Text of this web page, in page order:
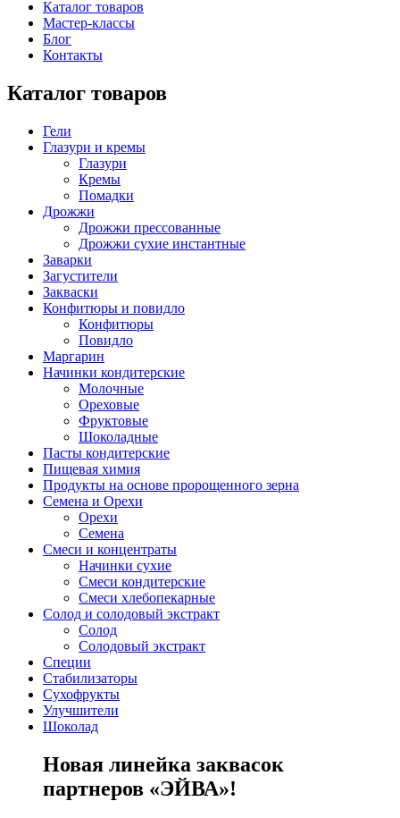
Каталог товаров
Мастер-классы
Блог
Контакты
Каталог товаров
Гели
Глазури и кремы
Глазури
Кремы
Помадки
Дрожжи
Дрожжи прессованные
Дрожжи сухие инстантные
Заварки
Загустители
Закваски
Конфитюры и повидло
Конфитюры
Повидло
Маргарин
Начинки кондитерские
Молочные
Ореховые
Фруктовые
Шоколадные
Пасты кондитерские
Пищевая химия
Продукты на основе пророщенного зерна
Семена и Орехи
Орехи
Семена
Смеси и концентраты
Начинки сухие
Смеси кондитерские
Смеси хлебопекарные
Солод и солодовый экстракт
Солод
Солодовый экстракт
Специи
Стабилизаторы
Сухофрукты
Улучшители
Шоколад
Новая линейка заквасок
партнеров «ЭЙВА»!